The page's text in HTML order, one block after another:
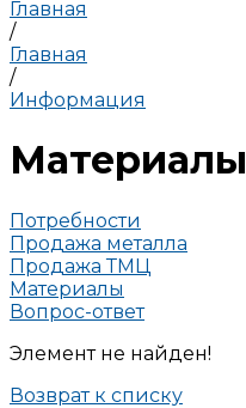
Главная
/
Главная
/
Информация
Материалы
Потребности
Продажа металла
Продажа ТМЦ
Материалы
Вопрос-ответ
Элемент не найден!
Возврат к списку